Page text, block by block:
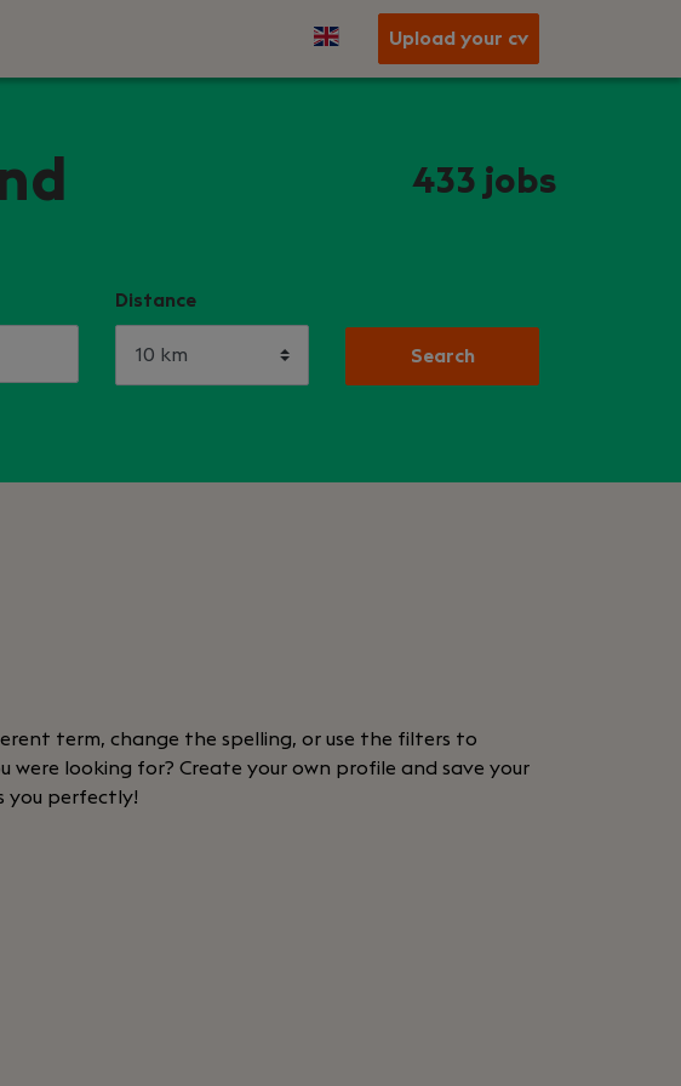
Upload your cv
433 jobs
Distance
Search
term, change the spelling, or use the filters to
looking for? Create your own profile and save your
you perfectly!